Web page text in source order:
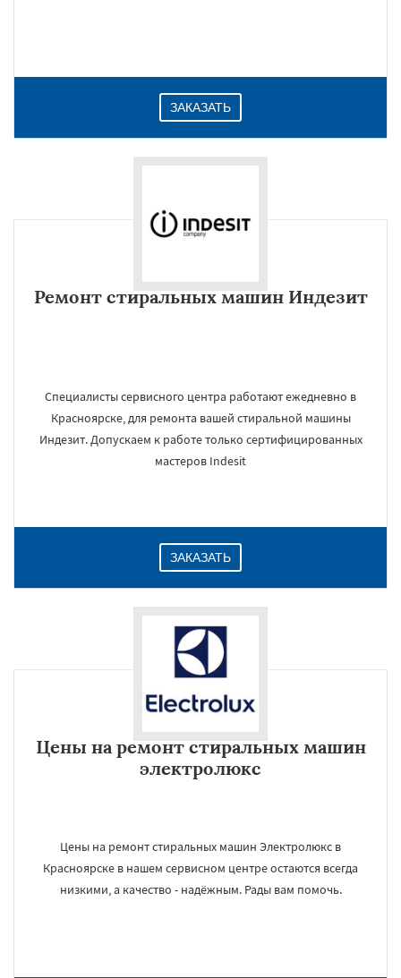
ЗАКАЗАТЬ
Ремонт стиральных машин Индезит
Специалисты сервисного центра работают ежедневно в
Красноярске, для ремонта вашей стиральной машины
Индезит. Допускаем к работе только сертифицированных
мастеров Indesit
ЗАКАЗАТЬ
Цены на ремонт стиральных машин
электролюкс
Цены на ремонт стиральных машин Электролюкс в
Красноярске в нашем сервисном центре остаются всегда
низкими, а качество - надёжным. Рады вам помочь.